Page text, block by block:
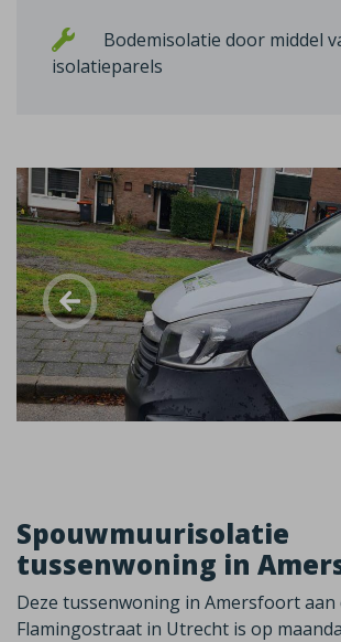
Bodemisolatie door middel
isolatieparels
Spouwmuurisolatie
tussenwoning in
Deze tussenwoning in Amersfoort aan
Flamingostraat in Utrecht is op